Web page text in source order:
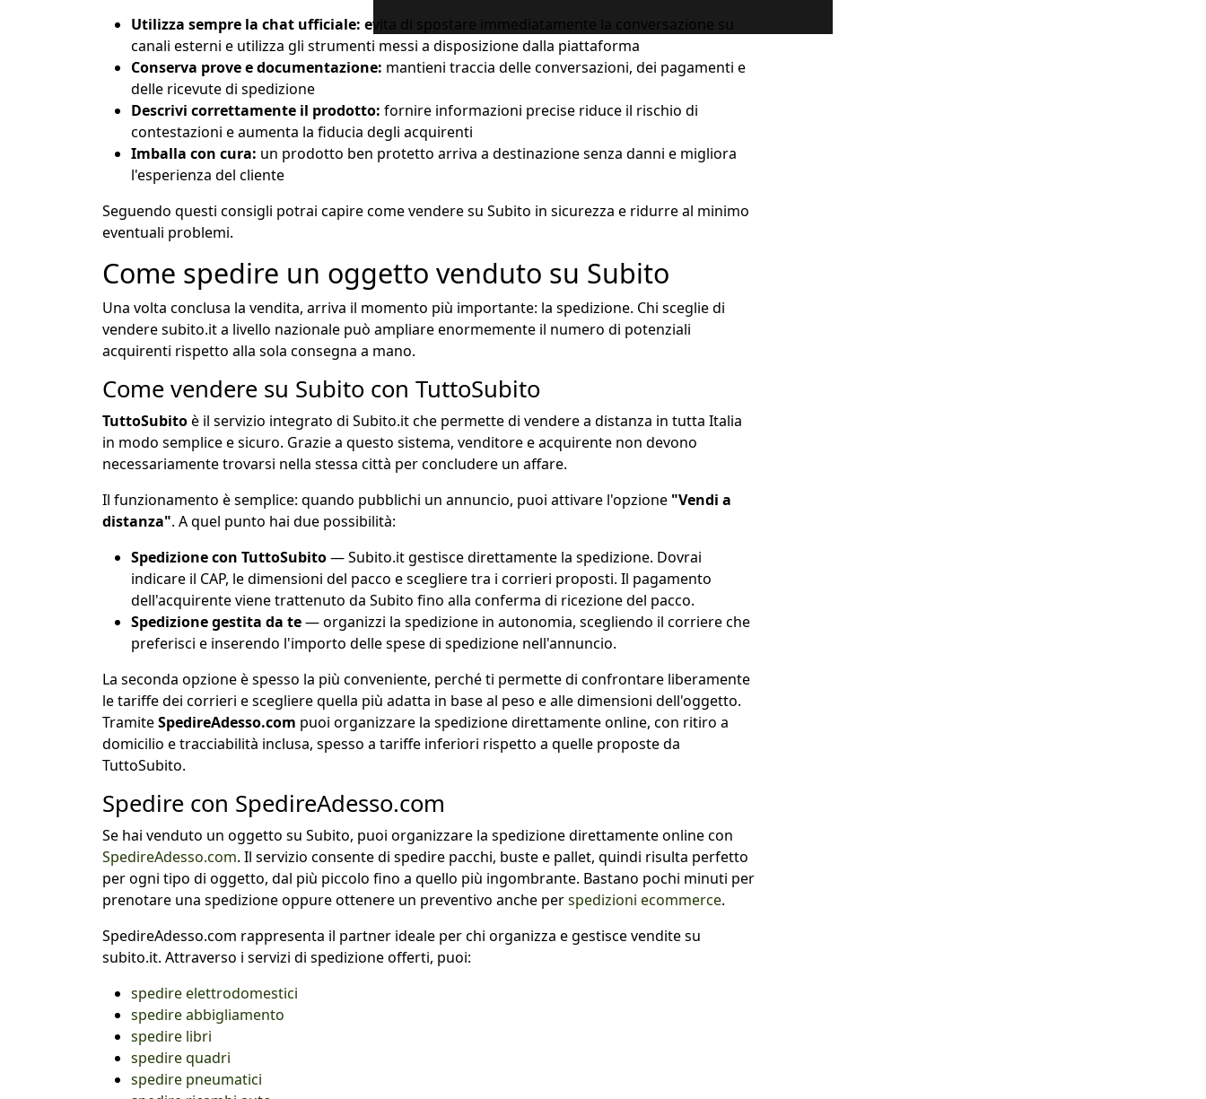
Utilizza sempre la chat ufficiale: evita di spostare immediatamente la conversazione su
canali esterni e utilizza gli strumenti messi a disposizione dalla piattaforma
Conserva prove e documentazione: mantieni traccia delle conversazioni, dei pagamenti e
delle ricevute di spedizione
Descrivi correttamente il prodotto: fornire informazioni precise riduce il rischio di
contestazioni e aumenta la fiducia degli acquirenti
Imballa con cura: un prodotto ben protetto arriva a destinazione senza danni e migliora
l'esperienza del cliente
Seguendo questi consigli potrai capire come vendere su Subito in sicurezza e ridurre al minimo
eventuali problemi.
Come spedire un oggetto venduto su Subito
Una volta conclusa la vendita, arriva il momento più importante: la spedizione. Chi sceglie di
vendere subito.it a livello nazionale può ampliare enormemente il numero di potenziali
acquirenti rispetto alla sola consegna a mano.
Come vendere su Subito con TuttoSubito
TuttoSubitoè il servizio integrato di Subito.it che permette di vendere a distanza in tutta Italia
in modo semplice e sicuro. Grazie a questo sistema, venditore e acquirente non devono
necessariamente trovarsi nella stessa città per concludere un affare.
Il funzionamento è semplice: quando pubblichi un annuncio, puoi attivare l'opzione "Vendi a
distanza". A quel punto hai due possibilità:
Spedizione con TuttoSubito— Subito.it gestisce direttamente la spedizione. Dovrai
indicare il CAP, le dimensioni del pacco e scegliere tra i corrieri proposti. Il pagamento
dell'acquirente viene trattenuto da Subito fino alla conferma di ricezione del pacco.
Spedizione gestita da te— organizzi la spedizione in autonomia, scegliendo il corriere che
preferisci e inserendo l'importo delle spese di spedizione nell'annuncio.
La seconda opzione è spesso la più conveniente, perché ti permette di confrontare liberamente
le tariffe dei corrieri e scegliere quella più adatta in base al peso e alle dimensioni dell'oggetto.
TramiteSpedireAdesso.com puoi organizzare la spedizione direttamente online, con ritiro a
domicilio e tracciabilità inclusa, spesso a tariffe inferiori rispetto a quelle proposte da
TuttoSubito.
Spedire con SpedireAdesso.com
Se hai venduto un oggetto su Subito, puoi organizzare la spedizione direttamente online con
SpedireAdesso.com. Il servizio consente di spedire pacchi, buste e pallet, quindi risulta perfetto
per ogni tipo di oggetto, dal più piccolo fino a quello più ingombrante. Bastano pochi minuti per
prenotare una spedizione oppure ottenere un preventivo anche perspedizioni ecommerce.
SpedireAdesso.com rappresenta il partner ideale per chi organizza e gestisce vendite su
subito.it. Attraverso i servizi di spedizione offerti, puoi:
spedire elettrodomestici
spedire abbigliamento
spedire libri
spedire quadri
spedire pneumatici